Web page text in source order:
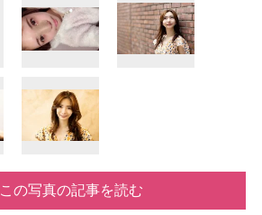
この写真の記事を読む